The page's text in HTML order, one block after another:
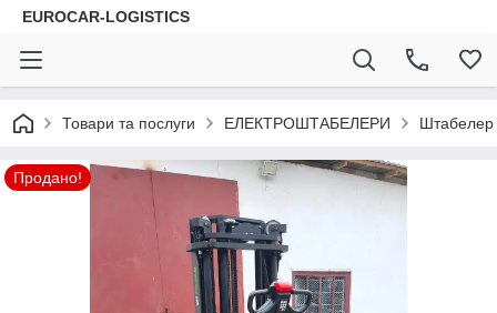
EUROCAR-LOGISTICS
Товари та послуги ЕЛЕКТРОШТАБЕЛЕРИ Штабелер
Продано!